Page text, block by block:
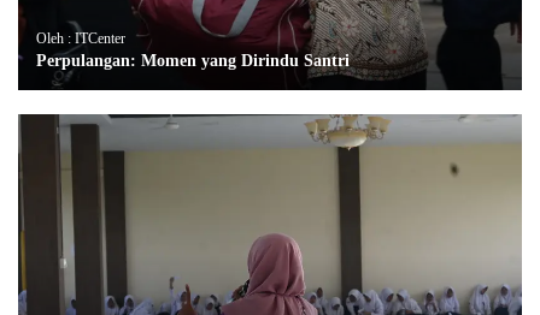
Oleh : ITCenter
Perpulangan: Momen yang Dirindu Santri